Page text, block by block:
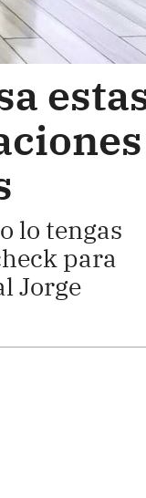
lo tengas
para
Jorge